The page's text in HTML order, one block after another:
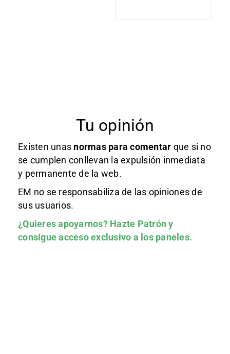
Tu opinión
Existen unas normas para comentar que si no
se cumplen conllevan la expulsión inmediata
y permanente de la web.
EM no se responsabiliza de las opiniones de
sus usuarios.
¿Quieres apoyarnos? Hazte Patróny
consigue acceso exclusivo a los paneles.